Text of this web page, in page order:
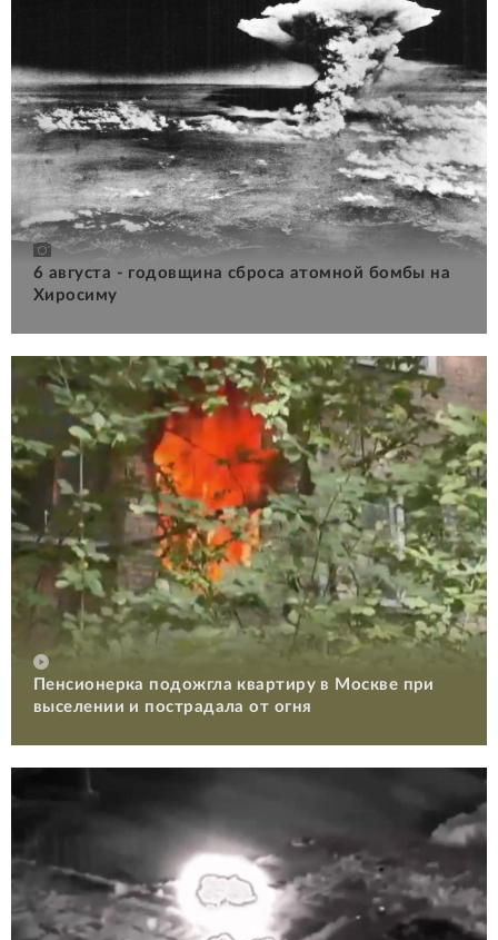
6 августа - годовщина сброса атомной бомбы на
Хиросиму
Пенсионерка подожгла квартиру в Москве при
выселении и пострадала от огня